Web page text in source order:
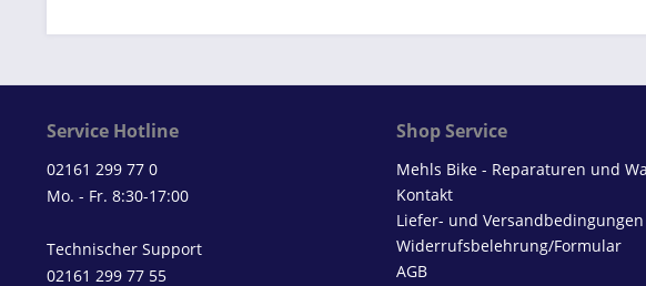
Service Hotline
02161 299 77 0
Mo. - Fr. 8:30-17:00
Technischer Support
02161 299 77 55
Shop Service
Mehls Bike - Reparaturen und
Kontakt
Liefer- und Versandbedingungen
Widerrufsbelehrung/Formular
AGB